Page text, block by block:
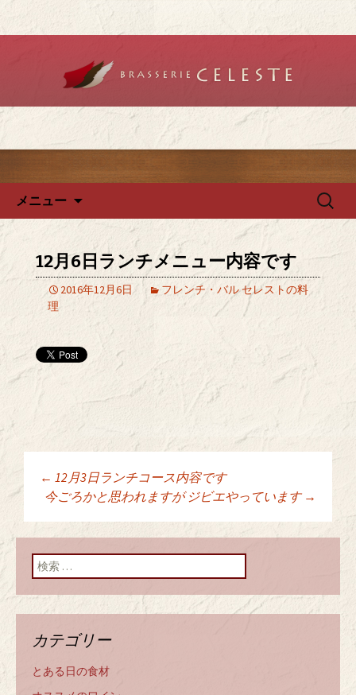
堺のフレンチ「ブラッスリー
セレスト」で、ランチ・ディ
ナーを
堺のフレンチ「ブラットリーセレス
ト」で記念日やデートを
メニュー
検
12月6日ランチメニュー内容です
2016年12月6日
フレンチ・バル セレストの料
理
投稿ナビゲーショ
ン
← 12月3日ランチコース内容です
今ごろかと思われますが ジビエやっています →
検索:
カテゴリー
とある日の食材